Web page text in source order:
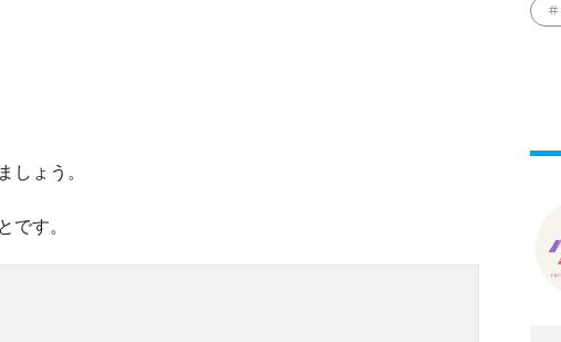
しょう。
です。